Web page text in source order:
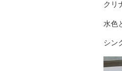
クリ
水色
シン